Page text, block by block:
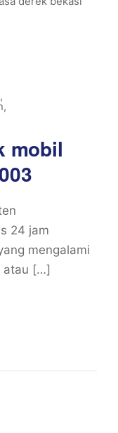
,
,
mobil
24 jam
mengalami
atau […]